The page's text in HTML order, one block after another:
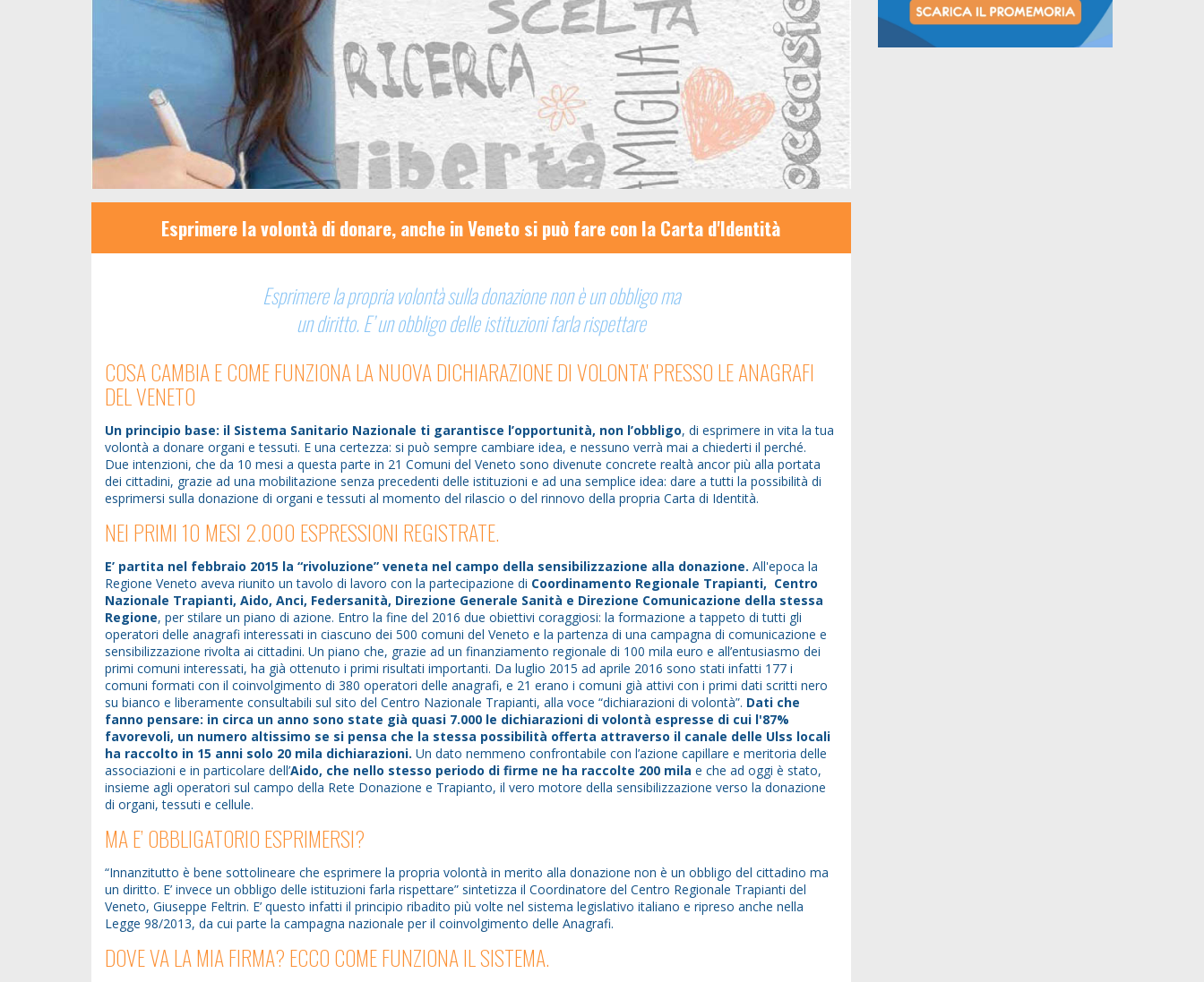
Esprimere la volontà di donare, anche in Veneto si può fare con la Carta d'Identità
Esprimere la propria volontà sulla donazione non è un obbligo ma
un diritto. E’ un obbligo delle istituzioni farla rispettare
COSA CAMBIA E COME FUNZIONA LA NUOVA DICHIARAZIONE DI VOLONTA' PRESSO LE ANAGRAFI
DEL VENETO
Un principio base: il Sistema Sanitario Nazionale ti garantisce l’opportunità, non l’obbligo, di esprimere in vita la tua
volontà a donare organi e tessuti. E una certezza: si può sempre cambiare idea, e nessuno verrà mai a chiederti il perché.
Due intenzioni, che da 10 mesi a questa parte in 21 Comuni del Veneto sono divenute concrete realtà ancor più alla portata
dei cittadini, grazie ad una mobilitazione senza precedenti delle istituzioni e ad una semplice idea: dare a tutti la possibilità di
esprimersi sulla donazione di organi e tessuti al momento del rilascio o del rinnovo della propria Carta di Identità.
NEI PRIMI 10 MESI 2.000 ESPRESSIONI REGISTRATE.
E’ partita nel febbraio 2015 la “rivoluzione” veneta nel campo della sensibilizzazione alla donazione. All'epoca la
Regione Veneto aveva riunito un tavolo di lavoro con la partecipazione di Coordinamento Regionale Trapianti, Centro
Nazionale Trapianti, Aido, Anci, Federsanità, Direzione Generale Sanità e Direzione Comunicazione della stessa
Regione, per stilare un piano di azione. Entro la fine del 2016 due obiettivi coraggiosi: la formazione a tappeto di tutti gli
operatori delle anagrafi interessati in ciascuno dei 500 comuni del Veneto e la partenza di una campagna di comunicazione e
sensibilizzazione rivolta ai cittadini. Un piano che, grazie ad un finanziamento regionale di 100 mila euro e all’entusiasmo dei
primi comuni interessati, ha già ottenuto i primi risultati importanti. Da luglio 2015 ad aprile 2016 sono stati infatti 177 i
comuni formati con il coinvolgimento di 380 operatori delle anagrafi, e 21 erano i comuni già attivi con i primi dati scritti nero
su bianco e liberamente consultabili sul sito del Centro Nazionale Trapianti, alla voce “dichiarazioni di volontà”. Dati che
fanno pensare: in circa un anno sono state già quasi 7.000 le dichiarazioni di volontà espresse di cui l'87%
favorevoli, un numero altissimo se si pensa che la stessa possibilità offerta attraverso il canale delle Ulss locali
ha raccolto in 15 anni solo 20 mila dichiarazioni. Un dato nemmeno confrontabile con l’azione capillare e meritoria delle
associazioni e in particolare dell’Aido, che nello stesso periodo di firme ne ha raccolte 200 mila e che ad oggi è stato,
insieme agli operatori sul campo della Rete Donazione e Trapianto, il vero motore della sensibilizzazione verso la donazione
di organi, tessuti e cellule.
MA E’ OBBLIGATORIO ESPRIMERSI?
“Innanzitutto è bene sottolineare che esprimere la propria volontà in merito alla donazione non è un obbligo del cittadino ma
un diritto. E’ invece un obbligo delle istituzioni farla rispettare” sintetizza il Coordinatore del Centro Regionale Trapianti del
Veneto, Giuseppe Feltrin. E’ questo infatti il principio ribadito più volte nel sistema legislativo italiano e ripreso anche nella
Legge 98/2013, da cui parte la campagna nazionale per il coinvolgimento delle Anagrafi.
DOVE VA LA MIA FIRMA? ECCO COME FUNZIONA IL SISTEMA.